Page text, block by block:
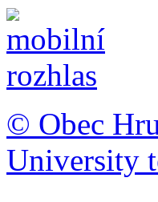
© Obec
University